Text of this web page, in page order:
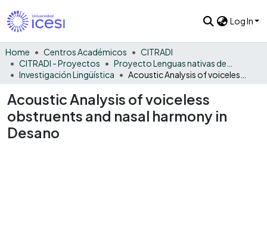
Log In
Home Centros Académicos
CITRADI
CITRADI - Proyectos
Investigación Lingüística
Acoustic Analysis of voiceless
obstruents and nasal harmony in
Desano